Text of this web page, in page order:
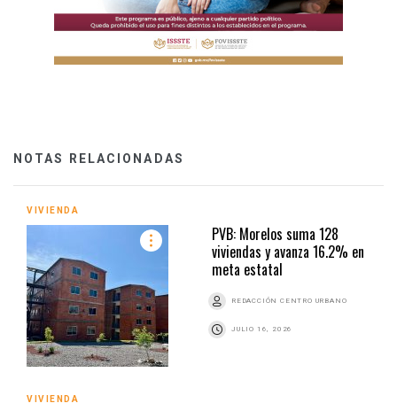
NOTAS RELACIONADAS
VIVIENDA
PVB: Morelos suma 128
viviendas y avanza 16.2% en
meta estatal
REDACCIÓN CENTRO URBANO
JULIO 16, 2026
VIVIENDA